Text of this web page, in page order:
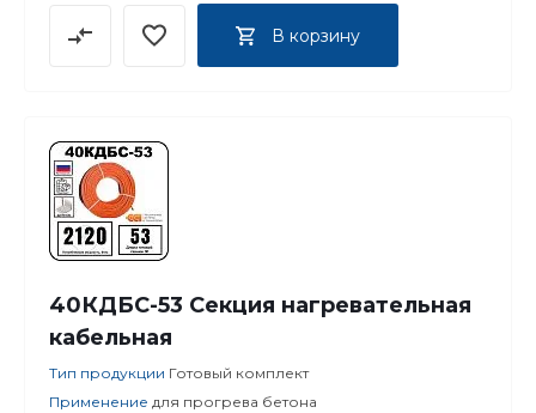
В корзину
40КДБС-53 Секция нагревательная
кабельная
Тип продукции Готовый комплект
Применение для прогрева бетона